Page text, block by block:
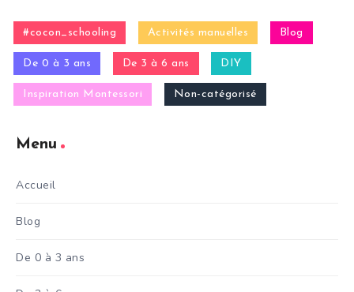
#cocon_schooling Activités manuelles Blog
De 0 à 3 ans De 3 à 6 ans DIY
Inspiration Montessori Non-catégorisé
Menu
Accueil
Blog
De 0 à 3 ans